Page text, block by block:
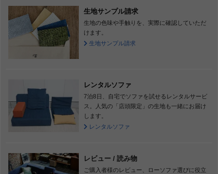
生地サンプル請求
生地の色味や手触りを、実際に確認していただ
けます。
生地サンプル請求
レンタルソファ
7泊8日、自宅でソファを試せるレンタルサービ
ス。人気の「店頭限定」の生地も一緒にお届け
します。
レンタルソファ
レビュー / 読み物
ご購入者様のレビュー、ローソファ選びに役立